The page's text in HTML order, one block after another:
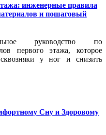
инженерные правила
и пошаговый
руководство по
первого этажа, которое
у ног и снизить
Сну и Здоровому